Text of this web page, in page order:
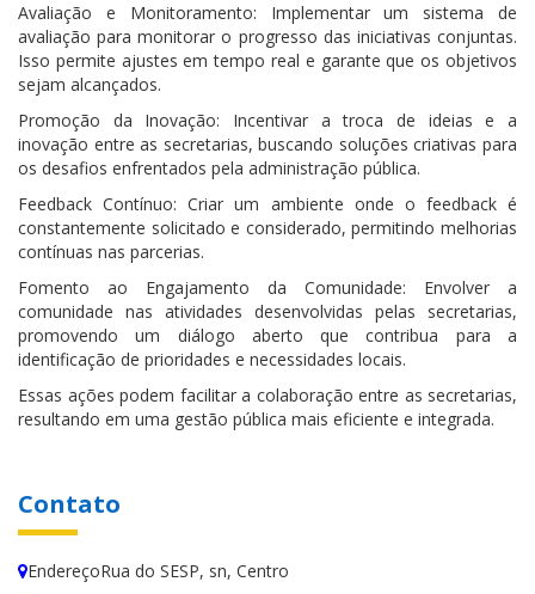
Avaliação e Monitoramento: Implementar um sistema de
avaliação para monitorar o progresso das iniciativas conjuntas.
Isso permite ajustes em tempo real e garante que os objetivos
sejam alcançados.
Promoção da Inovação: Incentivar a troca de ideias e a
inovação entre as secretarias, buscando soluções criativas para
os desafios enfrentados pela administração pública.
Feedback Contínuo: Criar um ambiente onde o feedback é
constantemente solicitado e considerado, permitindo melhorias
contínuas nas parcerias.
Fomento ao Engajamento da Comunidade: Envolver a
comunidade nas atividades desenvolvidas pelas secretarias,
promovendo um diálogo aberto que contribua para a
identificação de prioridades e necessidades locais.
Essas ações podem facilitar a colaboração entre as secretarias,
resultando em uma gestão pública mais eficiente e integrada.
Contato
EndereçoRua do SESP, sn, Centro